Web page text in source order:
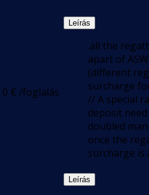
0 € /foglalás
Leírás
.all the
apart of ASW
(different
surcharge
// A special
deposit
doubled
once the
surcharge is
Leírás